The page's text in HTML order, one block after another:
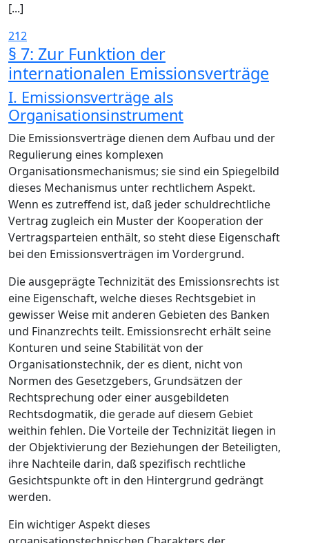
[...]
212
§ 7: Zur Funktion der
internationalen Emissionsverträge
I. Emissionsverträge als
Organisationsinstrument
Die Emissionsverträge dienen dem Aufbau und der
Regulierung eines komplexen
Organisationsmechanismus; sie sind ein Spiegelbild
dieses Mechanismus unter rechtlichem Aspekt.
Wenn es zutreffend ist, daß jeder schuldrechtliche
Vertrag zugleich ein Muster der Kooperation der
Vertragsparteien enthält, so steht diese Eigenschaft
bei den Emissionsverträgen im Vordergrund.
Die ausgeprägte Technizität des Emissionsrechts ist
eine Eigenschaft, welche dieses Rechtsgebiet in
gewisser Weise mit anderen Gebieten des Banken
und Finanzrechts teilt. Emissionsrecht erhält seine
Konturen und seine Stabilität von der
Organisationstechnik, der es dient, nicht von
Normen des Gesetzgebers, Grundsätzen der
Rechtsprechung oder einer ausgebildeten
Rechtsdogmatik, die gerade auf diesem Gebiet
weithin fehlen. Die Vorteile der Technizität liegen in
der Objektivierung der Beziehungen der Beteiligten,
ihre Nachteile darin, daß spezifisch rechtliche
Gesichtspunkte oft in den Hintergrund gedrängt
werden.
Ein wichtiger Aspekt dieses